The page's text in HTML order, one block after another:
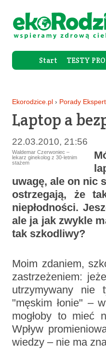
Start TESTY
Ekorodzice.pl › Porady
Laptop a
22.03.2010, 21:56
Waldemar Czerwoniec –
lekarz ginekolog z 30-letnim
stażem
uwagę, ale on nic
ostrzegają, że
niepłodności.
ale ja jak zwykle
tak szkodliwy?
Moim zdaniem,
zastrzeżeniem:
utrzymywany
"męskim łonie" –
mogłoby to mieć
Wpływ
wiedzy – nie ma